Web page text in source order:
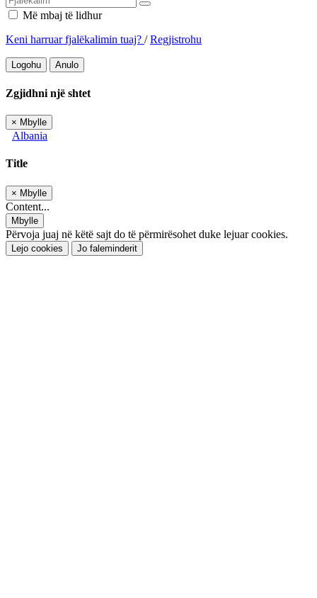
Më mbaj të lidhur
Keni harruar fjalëkalimin tuaj? /Regjistrohu
Logohu Anulo
Zgjidhni një shtet
× Mbylle
Albania
Title
× Mbylle
Content...
Mbylle
Përvoja juaj në këtë sajt do të përmirësohet duke lejuar cookies.
Lejo cookies Jo faleminderit